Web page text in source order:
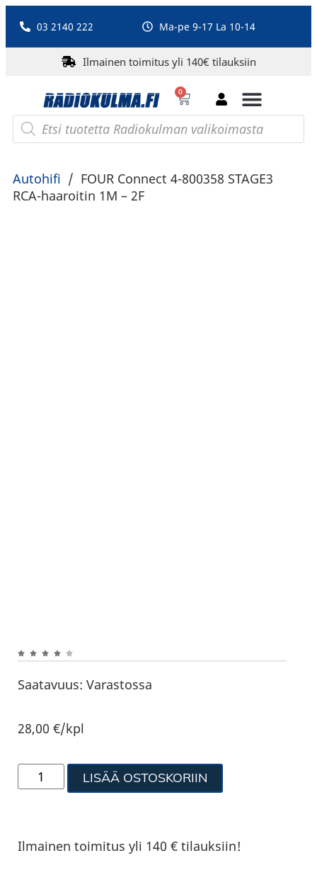
03 2140 222 Ma-pe 9-17 La 10-14
Ilmainen toimitus yli 140€ tilauksiin
0
Autohifi / FOUR Connect 4-800358 STAGE3
RCA-haaroitin 1M – 2F
Saatavuus: Varastossa
28,00€/kpl
LISÄÄ OSTOSKORIIN
Ilmainen toimitus yli 140 € tilauksiin!